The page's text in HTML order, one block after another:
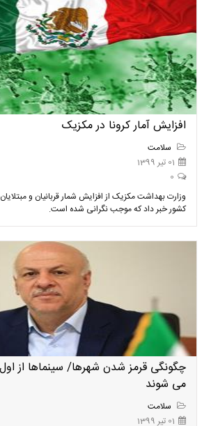
افزایش آمار کرونا در مکزیک
سلامت
01 تیر 1399
0
وزارت بهداشت مکزیک از افزایش شمار قربانیان و
کشور خبر داد که موجب نگرانی شده است.
چگونگی قرمز شدن شهرها/ سینماها از اول
می شوند
سلامت
01 تیر 1399